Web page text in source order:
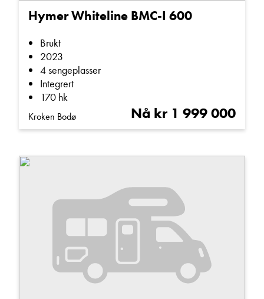
Kjørecomputer (4)
Lettmetallfelger (6)
Luftfjæring (0)
Luftvarme (1)
Løse tepper (6)
Markise (7)
Navigasjonssystem (4)
Radio/CD (5)
Ryggekamera (7)
Røykfri (4)
Sentrallås (5)
Hymer Whiteline BMC-I 600
Brukt
2023
4 sengeplasser
Integrert
170 hk
Nå kr 1 999 000
Kroken Bodø